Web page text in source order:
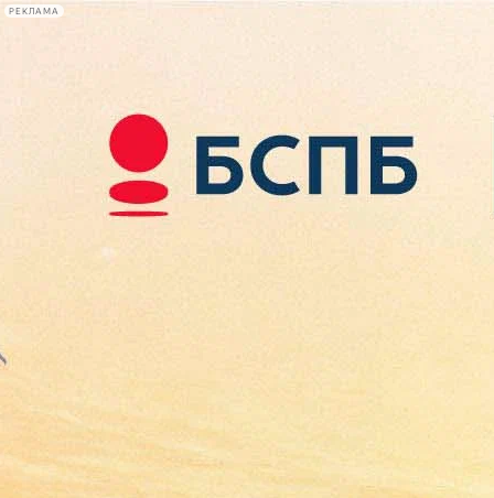
РЕКЛАМА
Сегодня:
2026.08.08
22:35
Афиша Plus